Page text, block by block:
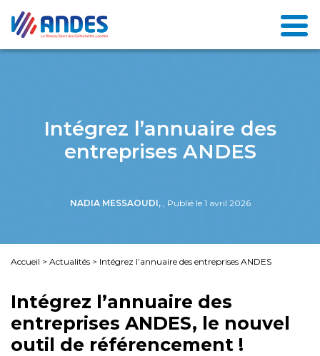
Intégrez l’annuaire des
entreprises ANDES
NADIA MESSAOUDI, , Publié le 1 avril 2026
Accueil > Actualités > Intégrez l’annuaire des entreprises ANDES
Intégrez l’annuaire des
entreprises ANDES, le nouvel
outil de référencement !